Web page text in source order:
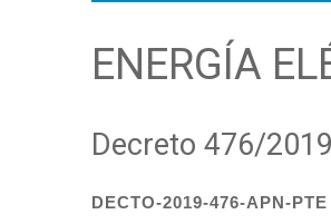
ENERGÍA
Decreto 476/2019
DECTO-2019-476-APN-